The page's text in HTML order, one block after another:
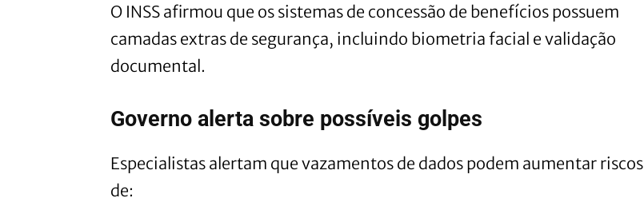
O INSS afirmou que os sistemas de concessão de benefícios possuem
camadas extras de segurança, incluindo biometria facial e validação
documental.
Governo alerta sobre possíveis golpes
Especialistas alertam que vazamentos de dados podem aumentar riscos
de: